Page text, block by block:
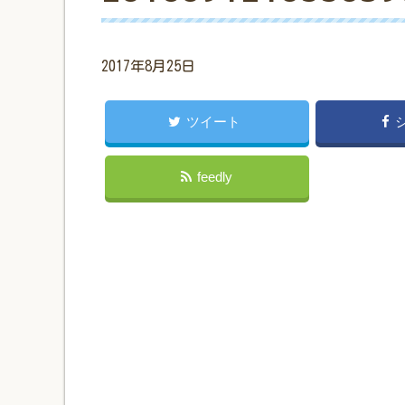
2017年8月25日
ツイート
feedly